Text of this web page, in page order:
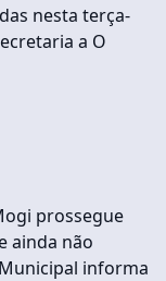
nesta terça-
a O
prossegue
ainda não
informa